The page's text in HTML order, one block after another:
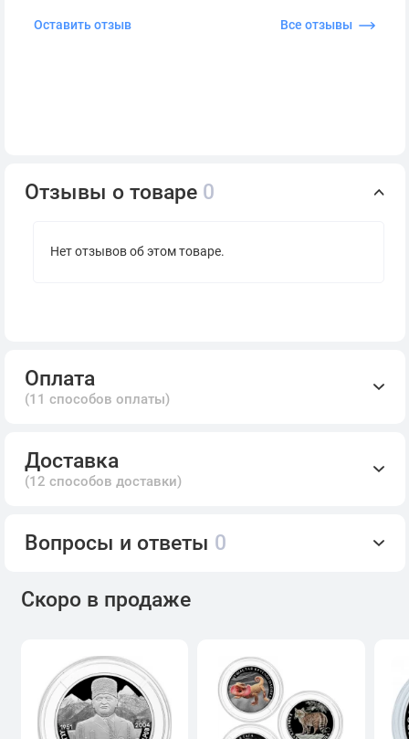
Оставить отзыв Все отзывы
Отзывы о товаре 0
Нет отзывов об этом товаре.
Оплата
(11 способов оплаты)
Доставка
(12 способов доставки)
Вопросы и ответы 0
Скоро в продаже